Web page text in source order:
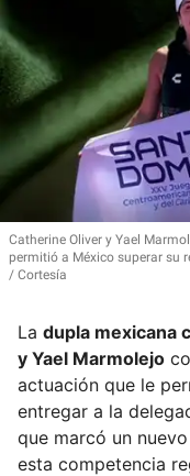
Catherine Oliver y Yael
permitió a México superar su
/ Cortesía
La dupla mexicana
y Yael Marmolejo
actuación que le
entregar a la
que marcó un
esta competencia